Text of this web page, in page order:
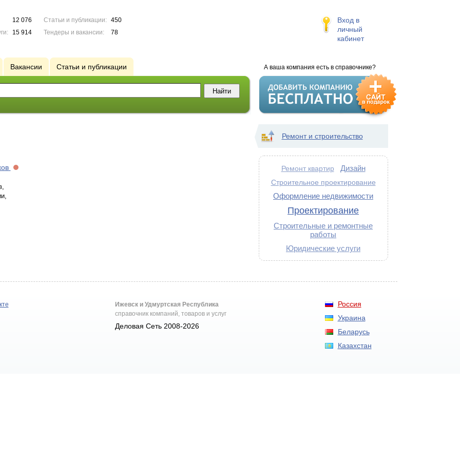
12 076
15 914
Статьи и публикации:
450
Тендеры и вакансии:
78
Вход в
личный
кабинет
А ваша компания есть в справочнике?
Вакансии Статьи и публикации
Ремонт и строительство
Ремонт квартир Дизайн
Строительное проектирование
Оформление недвижимости
Проектирование
Строительные и ремонтные
работы
Юридические услуги
Россия
Украина
Беларусь
Казахстан
Ижевск и Удмуртская Республика
справочник компаний, товаров и услуг
Деловая Сеть 2008-2026